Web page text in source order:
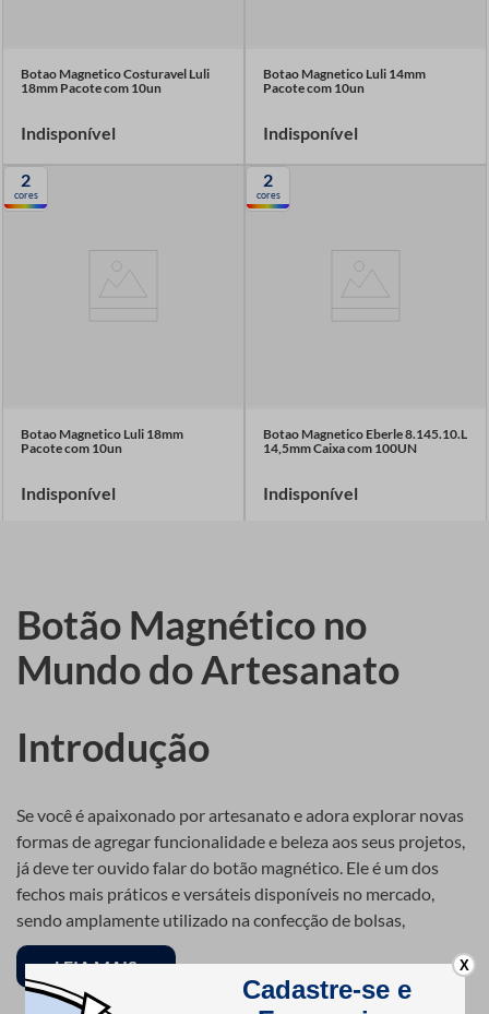
Botao Magnetico Costuravel Luli
18mm Pacote com 10un
Indisponível
Botao Magnetico Luli 14mm
Pacote com 10un
Indisponível
2
cores
Botao Magnetico Luli 18mm
Pacote com 10un
Indisponível
2
cores
Botao Magnetico Eberle 8.145.10.L
14,5mm Caixa com 100UN
Indisponível
Botão Magnético no
Mundo do Artesanato
Introdução
Se você é apaixonado por artesanato e adora explorar novas
formas de agregar funcionalidade e beleza aos seus projetos,
já deve ter ouvido falar do botão magnético. Ele é um dos
fechos mais práticos e versáteis disponíveis no mercado,
sendo amplamente utilizado na confecção de bolsas,
carteiras, caixas decorativas e até mesmo roupas.
Mas será que você sabe tudo sobre ele? Neste artigo, vamos
LEIA MAIS X